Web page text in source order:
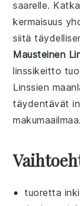
saarelle.
kermaisuus
siitä
Mausteinen
linssikeitto
Linssien
täydentävät
makumaailmaa.
tuoretta